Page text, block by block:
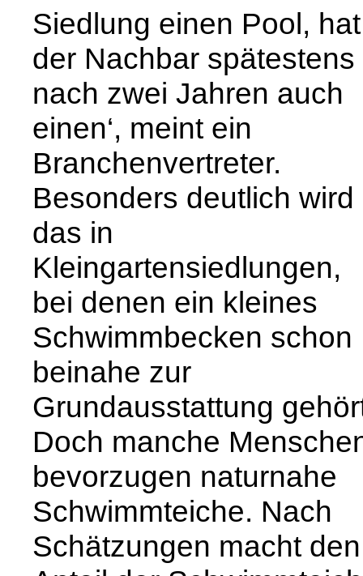
Siedlung einen Pool, hat
der Nachbar spätestens
nach zwei Jahren auch
einen‘, meint ein
Branchenvertreter.
Besonders deutlich wird
das in
Kleingartensiedlungen,
bei denen ein kleines
Schwimmbecken schon
beinahe zur
Grundausstattung
Doch manche
bevorzugen naturnahe
Schwimmteiche. Nach
Schätzungen macht den